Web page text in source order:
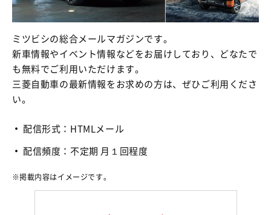
ミツビシの総合メールマガジンです。
新車情報やイベント情報などをお届けしており、どなたで
も無料でご利用いただけます。
三菱自動車の最新情報をお求めの方は、ぜひご利用くださ
い。
配信形式：HTMLメール
配信頻度：不定期 月１回程度
掲載内容はイメージです。